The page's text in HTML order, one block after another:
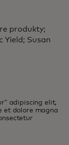
produkty;
Yield; Susan
adipiscing elit,
et dolore magna